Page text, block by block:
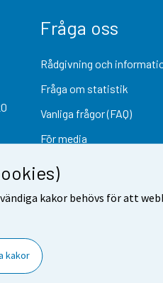
kakor behövs för att
kakor
Fråga oss
Rådgivning och
Fråga om statistik
Vanliga frågor (FAQ)
För media
Respons